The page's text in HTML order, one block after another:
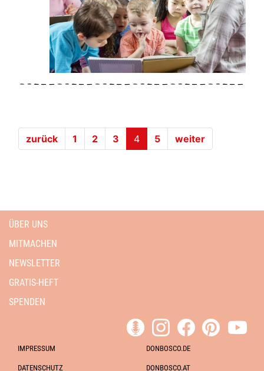
zurück 1 2 3 4(current)
5 weiter
ÜBER UNS
MITMACHEN
NEWSLETTER
GRATIS-HEFT
SPENDEN
IMPRESSUM
DATENSCHUTZ
DONBOSCO.DE
DONBOSCO.AT